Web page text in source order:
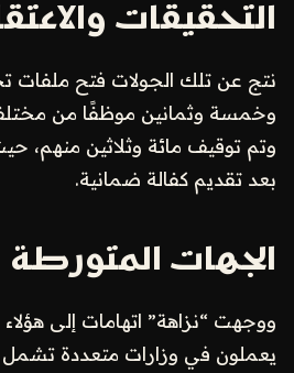
التحقيقات
نتج عن تلك الجولات فتح ملفات
وخمسة وثمانين موظفًا من
وتم توقيف مائة وثلاثين منهم،
بعد تقديم كفالة ضمانية.
الجهات المتورطة
ووجهت “نزاهة” اتهامات إلى
يعملون في وزارات متعددة تشمل